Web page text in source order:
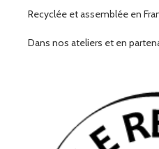
Recyclée et assemblée en
Dans nos ateliers et en